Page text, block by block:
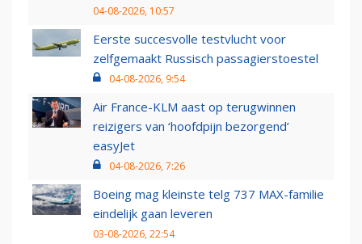
04-08-2026, 10:57
Eerste succesvolle testvlucht voor
zelfgemaakt Russisch passagierstoestel
04-08-2026, 9:54
Air France-KLM aast op terugwinnen
reizigers van ‘hoofdpijn bezorgend’
easyJet
04-08-2026, 7:26
Boeing mag kleinste telg 737 MAX-familie
eindelijk gaan leveren
03-08-2026, 22:54